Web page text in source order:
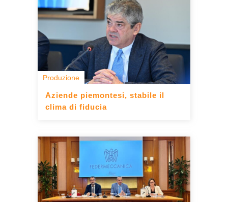
Produzione
Aziende piemontesi, stabile il
clima di fiducia